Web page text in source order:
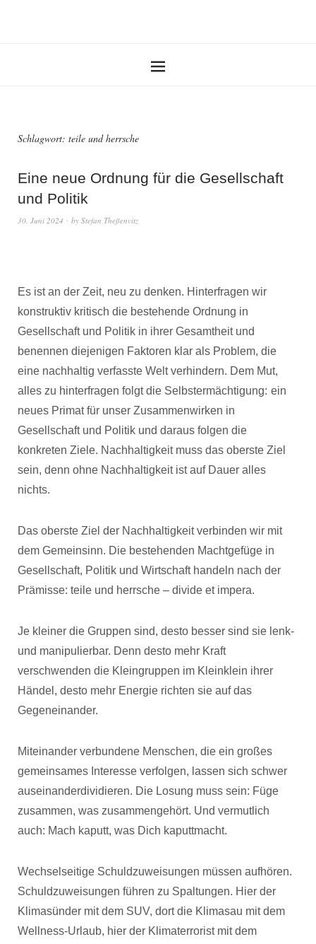
Schlagwort: teile und herrsche
Eine neue Ordnung für die Gesellschaft
und Politik
30. Juni 2024 by Stefan Theßenvitz
Es ist an der Zeit, neu zu denken. Hinterfragen wir
konstruktiv kritisch die bestehende Ordnung in
Gesellschaft und Politik in ihrer Gesamtheit und
benennen diejenigen Faktoren klar als Problem, die
eine nachhaltig verfasste Welt verhindern. Dem Mut,
alles zu hinterfragen folgt die Selbstermächtigung: ein
neues Primat für unser Zusammenwirken in
Gesellschaft und Politik und daraus folgen die
konkreten Ziele. Nachhaltigkeit muss das oberste Ziel
sein, denn ohne Nachhaltigkeit ist auf Dauer alles
nichts.
Das oberste Ziel der Nachhaltigkeit verbinden wir mit
dem Gemeinsinn. Die bestehenden Machtgefüge in
Gesellschaft, Politik und Wirtschaft handeln nach der
Prämisse: teile und herrsche – divide et impera.
Je kleiner die Gruppen sind, desto besser sind sie lenk-
und manipulierbar. Denn desto mehr Kraft
verschwenden die Kleingruppen im Kleinklein ihrer
Händel, desto mehr Energie richten sie auf das
Gegeneinander.
Miteinander verbundene Menschen, die ein großes
gemeinsames Interesse verfolgen, lassen sich schwer
auseinanderdividieren. Die Losung muss sein: Füge
zusammen, was zusammengehört. Und vermutlich
auch: Mach kaputt, was Dich kaputtmacht.
Wechselseitige Schuldzuweisungen müssen aufhören.
Schuldzuweisungen führen zu Spaltungen. Hier der
Klimasünder mit dem SUV, dort die Klimasau mit dem
Wellness-Urlaub, hier der Klimaterrorist mit dem